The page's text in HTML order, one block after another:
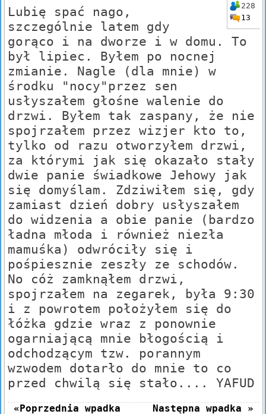
228
13
Lubię spać nago,
szczególnie latem gdy
gorąco i na dworze i w domu. To
był lipiec. Byłem po nocnej
zmianie. Nagle (dla mnie) w
środku "nocy"przez sen
usłyszałem głośne walenie do
drzwi. Byłem tak zaspany, że nie
spojrzałem przez wizjer kto to,
tylko od razu otworzyłem drzwi,
za którymi jak się okazało stały
dwie panie świadkowe Jehowy jak
się domyślam. Zdziwiłem się, gdy
zamiast dzień dobry usłyszałem
do widzenia a obie panie (bardzo
ładna młoda i również niezła
mamuśka) odwróciły się i
pośpiesznie zeszły ze schodów.
No cóż zamknąłem drzwi,
spojrzałem na zegarek, była 9:30
i z powrotem położyłem się do
łóżka gdzie wraz z ponownie
ogarniającą mnie błogością i
odchodzącym tzw. porannym
wzwodem dotarło do mnie to co
przed chwilą się stało.... YAFUD
«Poprzednia wpadka Następna wpadka »